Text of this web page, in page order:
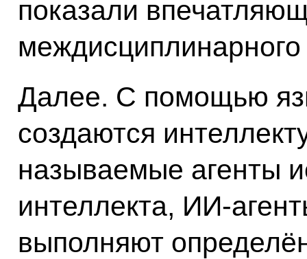
показали
Далее. С помощью
создаются
называемые агенты
интеллекта, ИИ-
выполняют